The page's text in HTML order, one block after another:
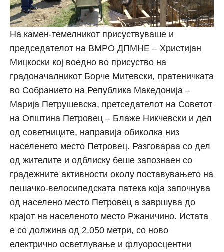
На камен-темелникот присуствуваше и
председателот на ВМРО ДПМНЕ – Христијан
Мицкоски кој воедно во присуство на
градоначалникот Борче Митевски, пратеничката
во Собранието на Република Македонија –
Марија Петрушевска, претседателот на Советот
на Општина Петровец – Блаже Никчевски и дел
од советниците, направија обиколка низ
населенето место Петровец. Разговараа со дел
од жителите и одблиску беше запознаен со
градежните активности околу поставувањето на
пешачко-велосипедската патека која започнува
од населено место Петровец а завршува до
крајот на населеното место Ржаничино. Истата
е со должина од 2.050 метри, со ново
електрично осветлување и флуоросцентни